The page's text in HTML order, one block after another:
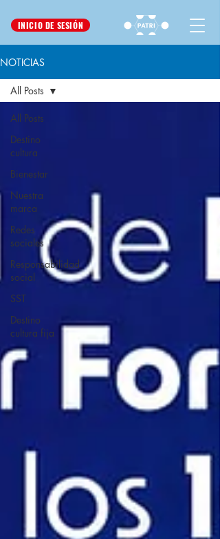
INICIO DE SESIÓN
NOTICIAS
All Posts
Destino
cultura
Bienestar
Nuestra
marca
Redes
sociales
Responsabilidad
social
SST
Destino
cultura fija
All Posts